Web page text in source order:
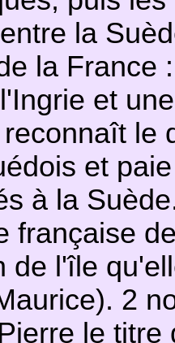
la
la France
et
le
et
à la
française
de l'île
2
le titre